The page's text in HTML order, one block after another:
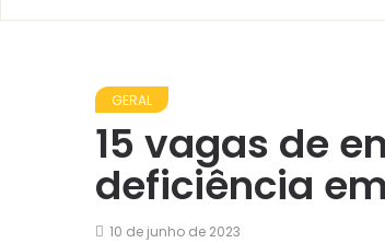
GERAL
15 vagas de
deficiência
10 de junho de 2023